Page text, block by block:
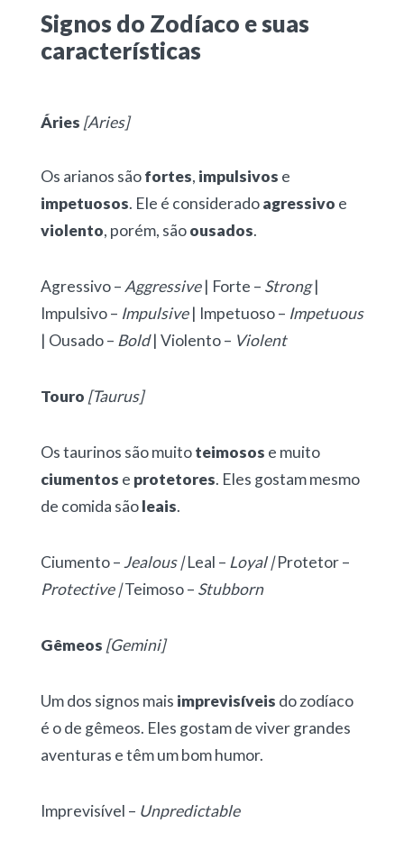
Signos do Zodíaco e suas
características
Áries [Aries]
Os arianos sãofortes, impulsivos e
impetuosos. Ele é consideradoagressivo e
violento, porém, sãoousados.
Agressivo – Aggressive| Forte – Strong|
Impulsivo – Impulsive| Impetuoso – Impetuous
| Ousado – Bold| Violento – Violent
Touro [Taurus]
Os taurinos são muitoteimosos e muito
ciumentos e protetores. Eles gostam mesmo
de comida sãoleais.
Ciumento – Jealous |Leal – Loyal |Protetor –
Protective |Teimoso – Stubborn
Gêmeos [Gemini]
Um dos signos mais imprevisíveis do zodíaco
é o de gêmeos. Eles gostam de viver grandes
aventuras e têm um bom humor.
Imprevisível – Unpredictable